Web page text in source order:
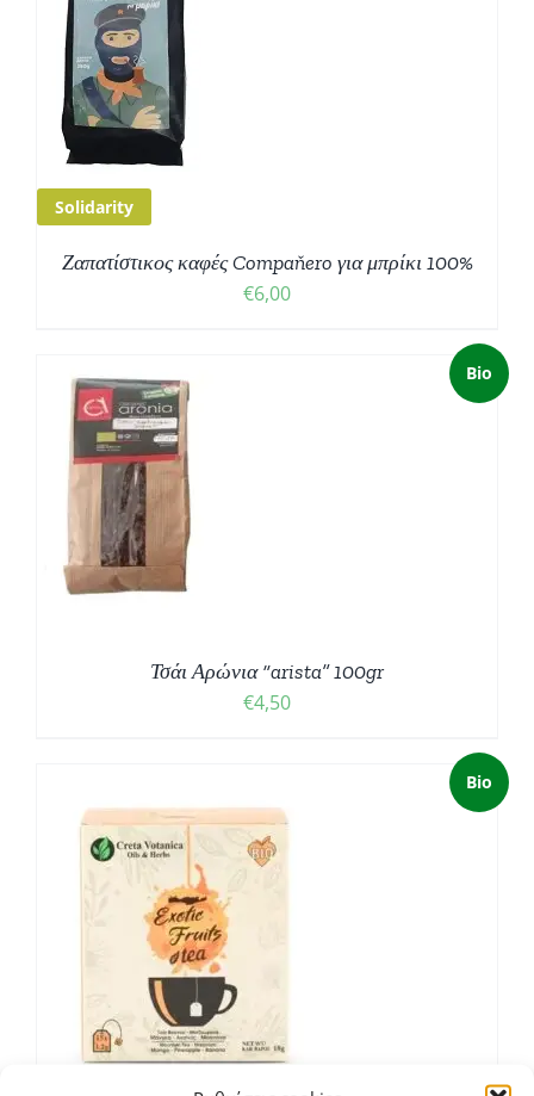
Solidarity
Ζαπατίστικος καφές Compaňero για μπρίκι 100%
€6,00
Bio
Τσάι Αρώνια “arista” 100gr
€4,50
Bio